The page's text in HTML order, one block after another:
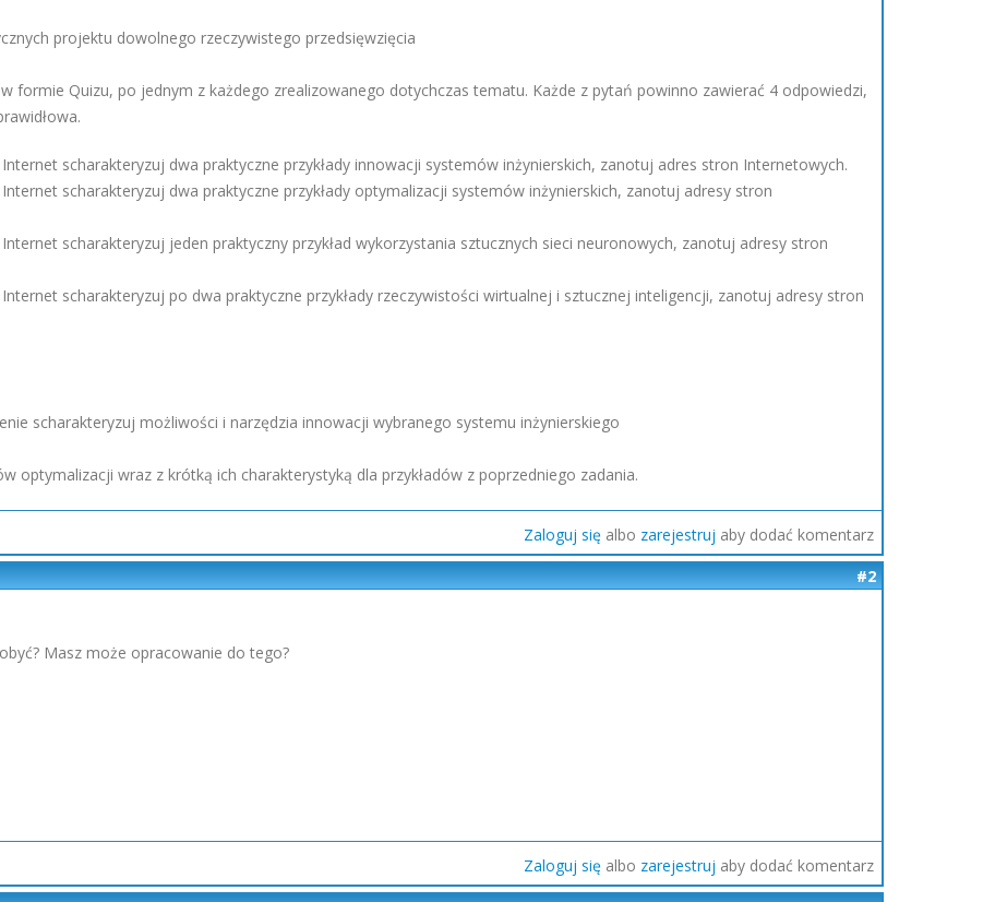
projektu dowolnego rzeczywistego przedsięwzięcia
formie Quizu, po jednym z każdego zrealizowanego dotychczas tematu. Każde z pytań powinno zawierać 4 odpowiedzi,
scharakteryzuj dwa praktyczne przykłady innowacji systemów inżynierskich, zanotuj adres stron Internetowych.
scharakteryzuj dwa praktyczne przykłady optymalizacji systemów inżynierskich, zanotuj adresy stron
scharakteryzuj jeden praktyczny przykład wykorzystania sztucznych sieci neuronowych, zanotuj adresy stron
scharakteryzuj po dwa praktyczne przykłady rzeczywistości wirtualnej i sztucznej inteligencji, zanotuj adresy stron
scharakteryzuj możliwości i narzędzia innowacji wybranego systemu inżynierskiego
optymalizacji wraz z krótką ich charakterystyką dla przykładów z poprzedniego zadania.
Zaloguj się albo zarejestruj aby dodać komentarz
#2
Masz może opracowanie do tego?
Zaloguj się albo zarejestruj aby dodać komentarz